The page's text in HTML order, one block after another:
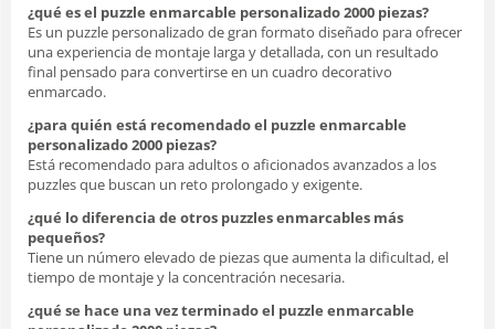
¿qué es el puzzle enmarcable personalizado 2000 piezas?
Es un puzzle personalizado de gran formato diseñado para ofrecer
una experiencia de montaje larga y detallada, con un resultado
final pensado para convertirse en un cuadro decorativo
enmarcado.
¿para quién está recomendado el puzzle enmarcable
personalizado 2000 piezas?
Está recomendado para adultos o aficionados avanzados a los
puzzles que buscan un reto prolongado y exigente.
¿qué lo diferencia de otros puzzles enmarcables más
pequeños?
Tiene un número elevado de piezas que aumenta la dificultad, el
tiempo de montaje y la concentración necesaria.
¿qué se hace una vez terminado el puzzle enmarcable